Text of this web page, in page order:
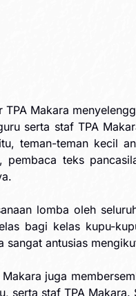
Makara
serta staf TPA
teman-teman kecil
teks
lomba oleh
bagi kelas kupu-
sangat antusias
juga
serta staf TPA